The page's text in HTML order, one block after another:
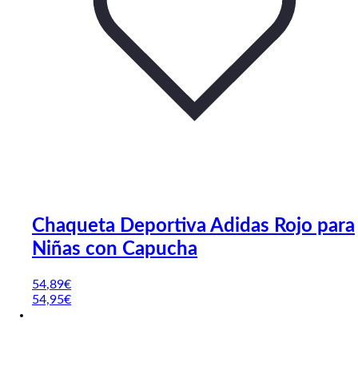
Chaqueta Deportiva Adidas Rojo para
Niñas con Capucha
54,89€
54,95€